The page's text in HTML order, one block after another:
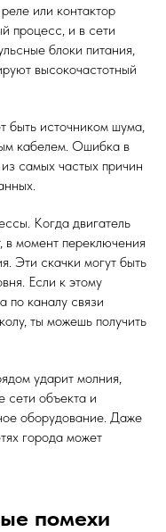
или контактор
процесс, и в сети
блоки питания,
высокочастотный
быть источником шума,
кабелем. Ошибка в
самых частых причин
Когда двигатель
в момент переключения
Эти скачки могут быть
Если к этому
по каналу связи
ты можешь получить
ударит молния,
сети объекта и
оборудование. Даже
города может
помехи